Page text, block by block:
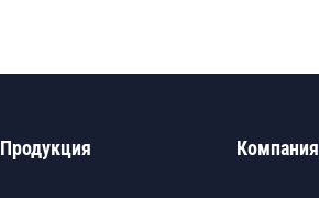
Продукция Компания